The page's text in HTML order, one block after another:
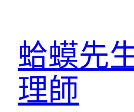
蛤蟆先
理師